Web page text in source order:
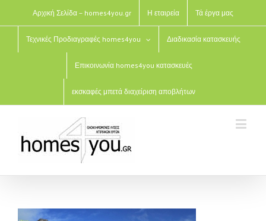
Αρχική Σελίδα – homes4you.gr Η εταιρεία Τά έργα μας
Τεχνικές Προδιαγραφές homes4you Διαδικασία κατασκευής
Επικοινωνία homes4you κατασκευές
εκσκαφές μπετά διαχείριση αποβλήτων